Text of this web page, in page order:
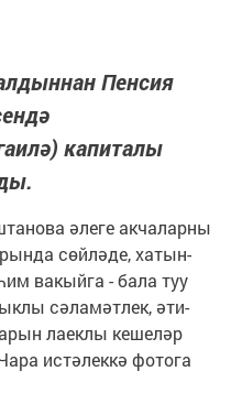
Пенсия
капиталы
әлеге акчаларны
сөйләде, хатын-
вакыйга - бала туу
сәламәтлек, әти-
лаеклы кешеләр
истәлеккә фотога